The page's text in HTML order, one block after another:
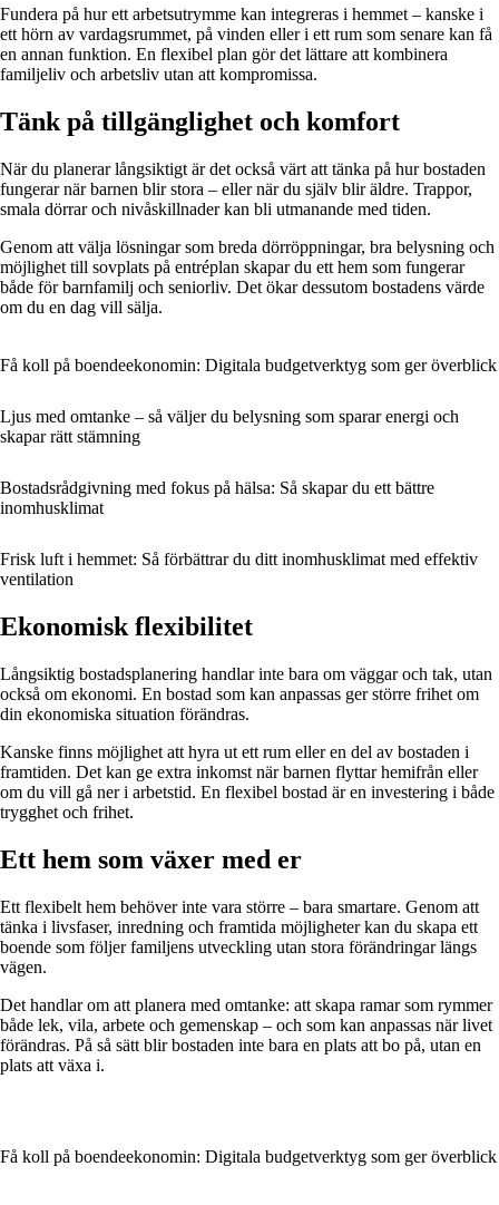
Fundera på hur ett arbetsutrymme kan integreras i hemmet – kanske i
ett hörn av vardagsrummet, på vinden eller i ett rum som senare kan få
en annan funktion. En flexibel plan gör det lättare att kombinera
familjeliv och arbetsliv utan att kompromissa.
Tänk på tillgänglighet och komfort
När du planerar långsiktigt är det också värt att tänka på hur bostaden
fungerar när barnen blir stora – eller när du själv blir äldre. Trappor,
smala dörrar och nivåskillnader kan bli utmanande med tiden.
Genom att välja lösningar som breda dörröppningar, bra belysning och
möjlighet till sovplats på entréplan skapar du ett hem som fungerar
både för barnfamilj och seniorliv. Det ökar dessutom bostadens värde
om du en dag vill sälja.
Få koll på boendeekonomin: Digitala budgetverktyg som ger överblick
Ljus med omtanke – så väljer du belysning som sparar energi och
skapar rätt stämning
Bostadsrådgivning med fokus på hälsa: Så skapar du ett bättre
inomhusklimat
Frisk luft i hemmet: Så förbättrar du ditt inomhusklimat med effektiv
ventilation
Ekonomisk flexibilitet
Långsiktig bostadsplanering handlar inte bara om väggar och tak, utan
också om ekonomi. En bostad som kan anpassas ger större frihet om
din ekonomiska situation förändras.
Kanske finns möjlighet att hyra ut ett rum eller en del av bostaden i
framtiden. Det kan ge extra inkomst när barnen flyttar hemifrån eller
om du vill gå ner i arbetstid. En flexibel bostad är en investering i både
trygghet och frihet.
Ett hem som växer med er
Ett flexibelt hem behöver inte vara större – bara smartare. Genom att
tänka i livsfaser, inredning och framtida möjligheter kan du skapa ett
boende som följer familjens utveckling utan stora förändringar längs
vägen.
Det handlar om att planera med omtanke: att skapa ramar som rymmer
både lek, vila, arbete och gemenskap – och som kan anpassas när livet
förändras. På så sätt blir bostaden inte bara en plats att bo på, utan en
plats att växa i.
Få koll på boendeekonomin: Digitala budgetverktyg som ger överblick